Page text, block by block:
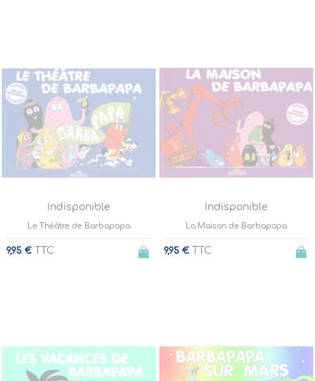
Indisponible
Le Théâtre de Barbapapa
9,95 € TTC
Indisponible
La Maison de Barbapapa
9,95 € TTC